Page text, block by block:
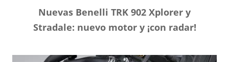
Nuevas Benelli TRK 902 Xplorer y
Stradale: nuevo motor y ¡con radar!